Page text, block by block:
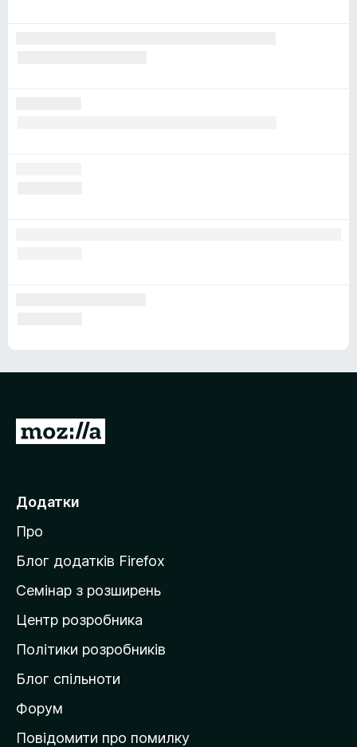
П
е
й
т
и
а
д
о
і
в
к
Додатки
Про
Блог додатків Firefox
Семінар з розширень
Центр розробника
Політики розробників
Блог спільноти
Форум
Повідомити про помилку